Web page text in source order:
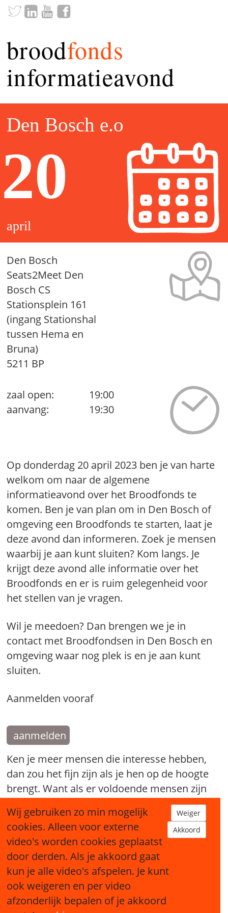
broodfonds
informatieavond
Den Bosch e.o
20
april
Den Bosch
Seats2Meet Den
Bosch CS
Stationsplein 161
(ingang Stationshal
tussen Hema en
Bruna)
5211 BP
zaal open:
19:00
aanvang:
19:30
Op donderdag 20 april 2023 ben je van harte
welkom om naar de algemene
informatieavond over het Broodfonds te
komen. Ben je van plan om in Den Bosch of
omgeving een Broodfonds te starten, laat je
deze avond dan informeren. Zoek je mensen
waarbij je aan kunt sluiten? Kom langs. Je
krijgt deze avond alle informatie over het
Broodfonds en er is ruim gelegenheid voor
het stellen van je vragen.
Wil je meedoen? Dan brengen we je in
contact met Broodfondsen in Den Bosch en
omgeving waar nog plek is en je aan kunt
sluiten.
Aanmelden vooraf
aanmelden
Ken je meer mensen die interesse hebben,
dan zou het fijn zijn als je hen op de hoogte
brengt. Want als er voldoende mensen zijn
die mee willen doen kan er een nieuw
Broodfonds starten.
tip een bekende
Wij gebruiken zo min mogelijk
cookies. Alleen voor externe
video's worden cookies geplaatst
door derden. Als je akkoord gaat
kun je alle video's afspelen. Je kunt
ook weigeren en per video
afzonderlijk bepalen of je akkoord
Weiger
Akkoord